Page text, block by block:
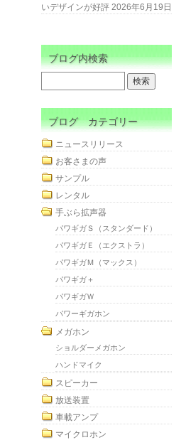
いデザインが好評 2026年6月19日
ブログ内検索
ブログ カテゴリー
ニュースリリース
お客さまの声
サンプル
レンタル
手ぶら拡声器
パワギガＳ（スタンダード）
パワギガＥ（エクストラ）
パワギガＭ（マックス）
パワギガ＋
パワギガＷ
パワーギガホン
メガホン
ショルダーメガホン
ハンドマイク
スピーカー
放送装置
車載アンプ
マイクロホン